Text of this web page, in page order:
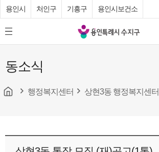
용인시 처인구 기흥구 용인시보건소
모
바
메
뉴
튼
용
인
수
청
동소식
행정복지센터 상현3동 행정복지센터